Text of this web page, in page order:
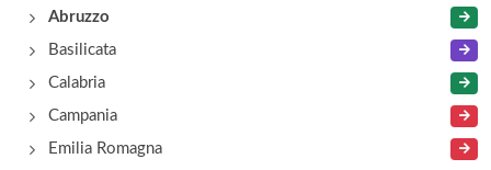
Abruzzo
Basilicata
Calabria
Campania
Emilia Romagna